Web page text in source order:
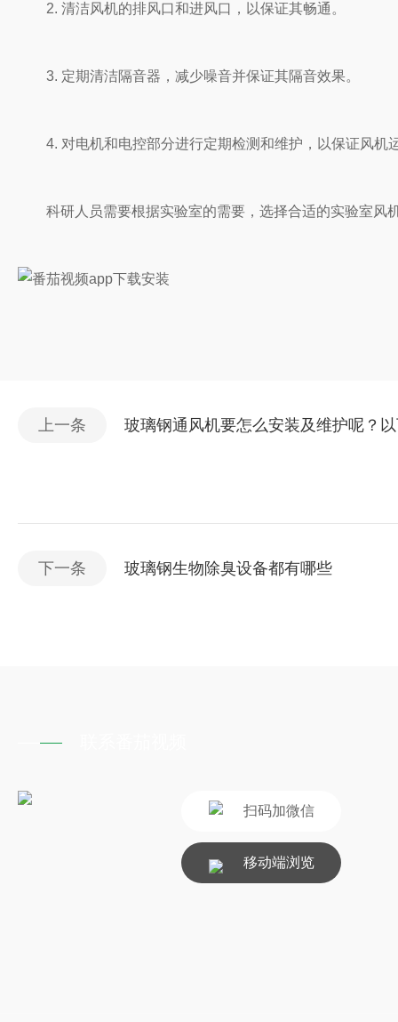
2. 清洁风机的排风口和进风口，以保证其畅通。
3. 定期清洁隔音器，减少噪音并保证其隔音效果。
4. 对电机和电控部分进行定期检测和维护，以保证风机
科研人员需要根据实验室的需要，选择合适的实验室风机
上一条 玻璃钢通风机要怎么安装及维护呢？
下一条 玻璃钢生物除臭设备都有哪些
扫码加微信
移动端浏览